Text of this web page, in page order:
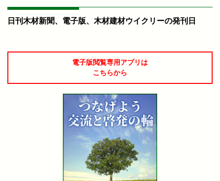
日刊木材新聞、電子版、木材建材ウイクリーの発刊日
電子版閲覧専用アプリは
こちらから